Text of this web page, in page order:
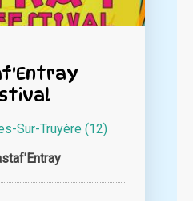
Sur-Truyère (12)